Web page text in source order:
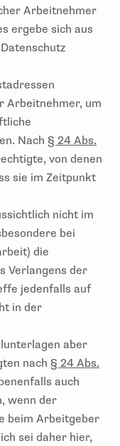
Arbeitnehmer
ergebe sich aus
Arbeitnehmer, um
Nach § 24 Abs.
von denen
sie im Zeitpunkt
nicht im
bei
die
Verlangens der
jedenfalls auf
in der
aber
nach § 24 Abs.
auch
wenn der
beim Arbeitgeber
sei daher hier,